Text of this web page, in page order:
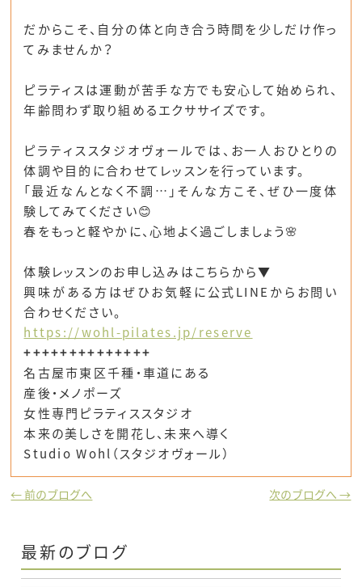
だからこそ、 自分の体と向き合う時間を少しだけ作っ
てみませんか？
ピラティスは運動が苦手な方でも安心して始められ、
年齢問わず取り組めるエクササイズです。
ピラティススタジオヴォールでは、 お一人おひとりの
体調や目的に合わせてレッスンを行っています。
「最近なんとなく不調…」 そんな方こそ、ぜひ一度体
験してみてください😊
春をもっと軽やかに、心地よく過ごしましょう🌸
体験レッスンのお申し込みはこちらから▼
興味がある方はぜひお気軽に公式LINEからお問い
合わせください。
https://wohl-pilates.jp/reserve
++++++++++++++
名古屋市東区千種・車道にある
産後・メノポーズ
女性専門ピラティススタジオ
本来の美しさを開花し、未来へ導く
Studio Wohl（スタジオヴォール）
← 前のブログへ 次のブログへ →
最新のブログ